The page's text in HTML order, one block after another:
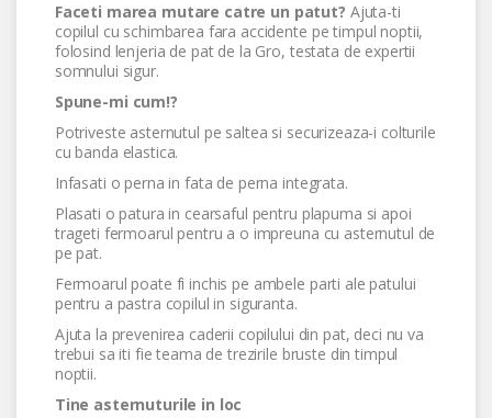
Faceti marea mutare catre un patut? Ajuta-ti
copilul cu schimbarea fara accidente pe timpul noptii,
folosind lenjeria de pat de la Gro, testata de expertii
somnului sigur.
Spune-mi cum!?
Potriveste asternutul pe saltea si securizeaza-i colturile
cu banda elastica.
Infasati o perna in fata de perna integrata.
Plasati o patura in cearsaful pentru plapuma si apoi
trageti fermoarul pentru a o impreuna cu asternutul de
pe pat.
Fermoarul poate fi inchis pe ambele parti ale patului
pentru a pastra copilul in siguranta.
Ajuta la prevenirea caderii copilului din pat, deci nu va
trebui sa iti fie teama de trezirile bruste din timpul
noptii.
Tine asternuturile in loc